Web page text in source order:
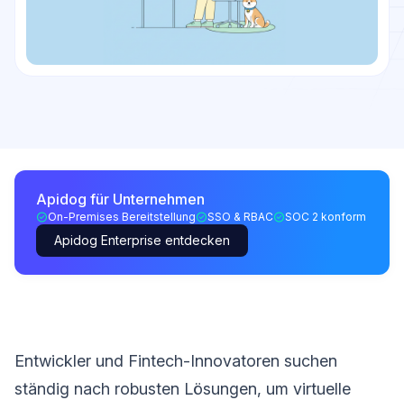
Apidog für Unternehmen
On-Premises Bereitstellung SSO & RBAC SOC 2 konform
Apidog Enterprise entdecken
Entwickler und Fintech-Innovatoren suchen
ständig nach robusten Lösungen, um virtuelle